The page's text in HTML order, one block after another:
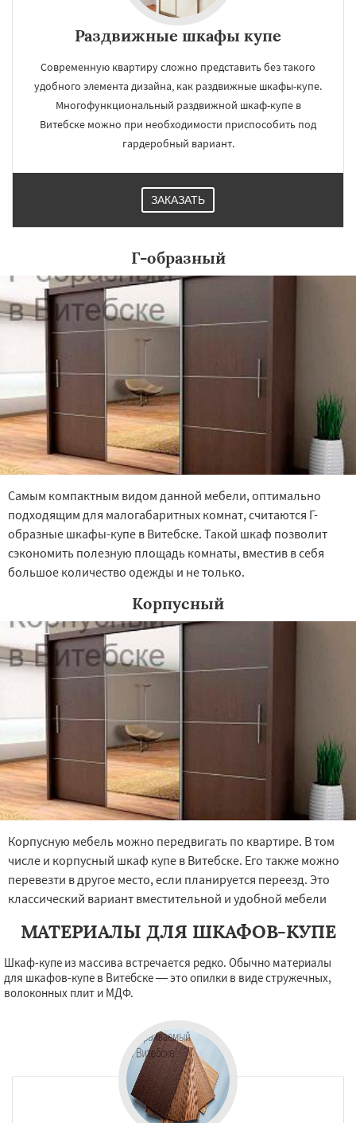
Раздвижные шкафы купе
Современную квартиру сложно представить без такого
удобного элемента дизайна, как раздвижные шкафы-купе.
Многофункциональный раздвижной шкаф-купе в
Витебске можно при необходимости приспособить под
гардеробный вариант.
ЗАКАЗАТЬ
Г-образный
Самым компактным видом данной мебели, оптимально
подходящим для малогабаритных комнат, считаются Г-
образные шкафы-купе в Витебске. Такой шкаф позволит
сэкономить полезную площадь комнаты, вместив в себя
большое количество одежды и не только.
Корпусный
Корпусную мебель можно передвигать по квартире. В том
числе и корпусный шкаф купе в Витебске. Его также можно
перевезти в другое место, если планируется переезд. Это
классический вариант вместительной и удобной мебели
МАТЕРИАЛЫ ДЛЯ ШКАФОВ-КУПЕ
Шкаф-купе из массива встречается редко. Обычно материалы
для шкафов-купе в Витебске — это опилки в виде стружечных,
волоконных плит и МДФ.